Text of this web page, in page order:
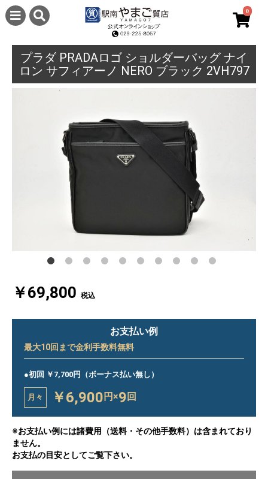
0
プラダ PRADAロゴ ショルダーバッグ ナイ
ロン サフィアーノ NERO ブラック 2VH797
￥69,800 税込
お支払い例
最大10回まで金利手数料無料
●初回 ￥7,700円（ボーナス払い無し）
月々 ￥6,900 円×9 回
※お支払い例には諸費用（送料・その他手数料）は含まれており
ません。
お支払の目安としてご覧下さい。